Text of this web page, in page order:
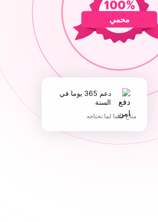
محمي
دعم 365 يوما في
السنة
متاح دائما لما تحتاجه